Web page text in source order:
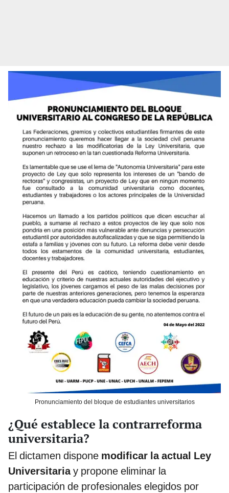
Pronunciamiento del bloque de estudiantes universitarios
¿Qué establece la contrarreforma
universitaria?
El dictamen dispone modificar la actual Ley
Universitariay propone eliminar la
participación de profesionales elegidos por